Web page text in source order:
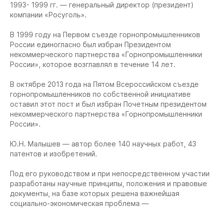
1993- 1999 гг. — генеральный директор (президент)
компании «Росуголь».
В 1999 году на Первом съезде горнопромышленников
России единогласно был избран Президентом
некоммерческого партнерства «Горнопромышленники
России», которое возглавлял в течение 14 лет.
В октябре 2013 года на Пятом Всероссийском съезде
горнопромышленников по собственной инициативе
оставил этот пост и был избран Почетным президентом
некоммерческого партнерства «Горнопромышленники
России».
Ю.Н. Малышев — автор более 140 научных работ, 43
патентов и изобретений.
Под его руководством и при непосредственном участии
разработаны научные принципы, положения и правовые
документы, на базе которых решена важнейшая
социально-экономическая проблема —